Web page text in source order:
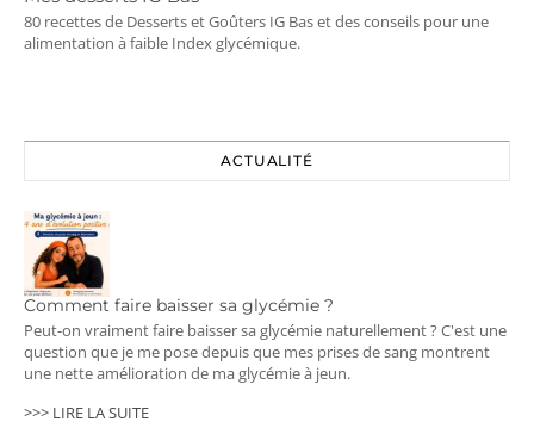
80 recettes de Desserts et Goûters IG Bas et des conseils pour une
alimentation à faible Index glycémique.
ACTUALITÉ
Comment faire baisser sa glycémie ?
Peut-on vraiment faire baisser sa glycémie naturellement ? C'est une
question que je me pose depuis que mes prises de sang montrent
une nette amélioration de ma glycémie à jeun.
>>> LIRE LA SUITE